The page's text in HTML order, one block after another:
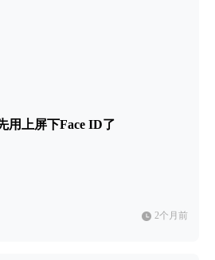
用上屏下Face ID了
2个月前